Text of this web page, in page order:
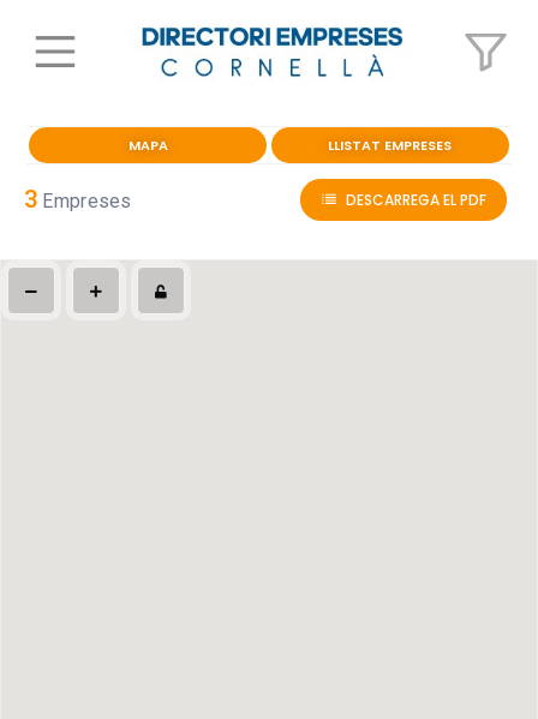
MAPA LLISTAT EMPRESES
3 Empreses DESCARREGA EL PDF